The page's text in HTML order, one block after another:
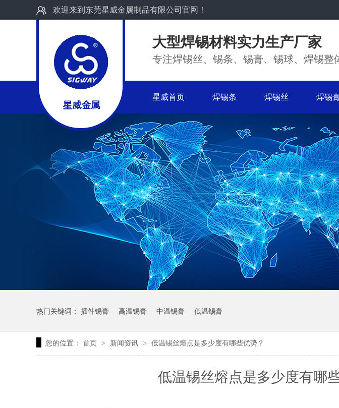
欢迎来到东莞星威金属制品有限公司官网！
大型焊锡材料实力生产厂家
专注焊锡丝、锡条、锡膏、锡球、焊锡整
星威首页 焊锡条 焊锡丝 焊锡
热门关键词： 插件锡膏 高温锡膏 中温锡膏 低温锡膏
您的位置： 首页 > 新闻资讯 > 低温锡丝熔点是多少度有哪些优势？
低温锡丝熔点是多少度有哪